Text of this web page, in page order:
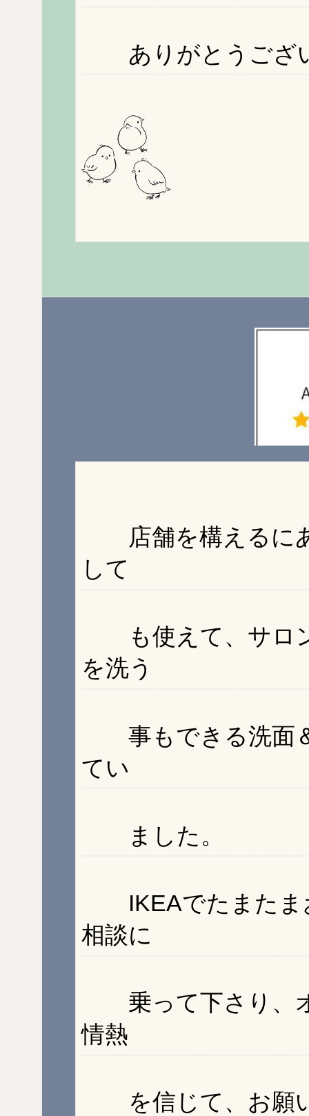
ありがとうござ
店舗を構えるにあ
して
も使えて、サロ
を洗う
事もできる洗面
てい
ました。
IKEAでたまたま
相談に
乗って下さり、
情熱
を信じて、お願